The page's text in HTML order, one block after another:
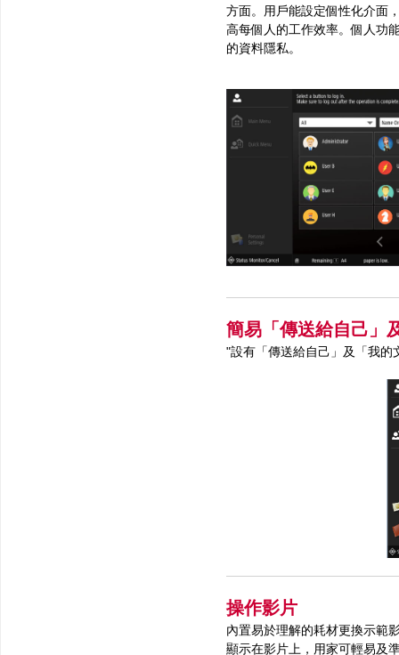
方面。用戶能設定個性化介面
高每個人的工作效率。個人功
的資料隱私。
簡易「傳送給自己」
"設有「傳送給自己」及「我的
操作影片
內置易於理解的耗材更換示範
顯示在影片上，用家可輕易及